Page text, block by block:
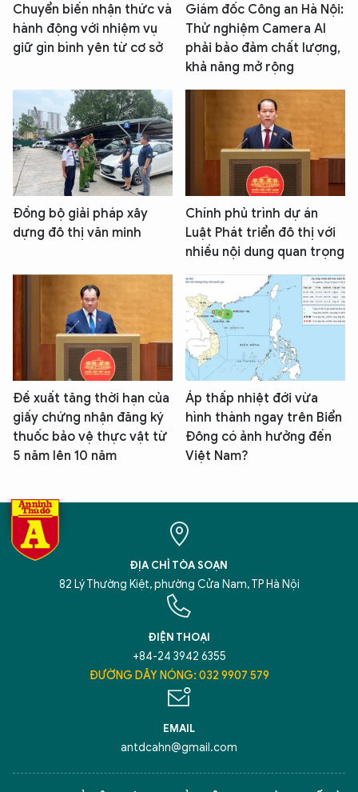
Chuyển biến nhận thức và
hành động với nhiệm vụ
giữ gìn bình yên từ cơ sở
Giám đốc Công an Hà Nội:
Thử nghiệm Camera AI
phải bảo đảm chất lượng,
khả năng mở rộng
Đồng bộ giải pháp xây
dựng đô thị văn minh
Chính phủ trình dự án
Luật Phát triển đô thị với
nhiều nội dung quan trọng
Đề xuất tăng thời hạn của
giấy chứng nhận đăng ký
thuốc bảo vệ thực vật từ
5 năm lên 10 năm
Áp thấp nhiệt đới vừa
hình thành ngay trên Biển
Đông có ảnh hưởng đến
Việt Nam?
ĐỊA CHỈ TÒA SOẠN
82 Lý Thường Kiệt, phường Cửa Nam, TP Hà Nội
ĐIỆN THOẠI
+84-24 3942 6355
ĐƯỜNG DÂY NÓNG: 032 9907 579
EMAIL
antdcahn@gmail.com